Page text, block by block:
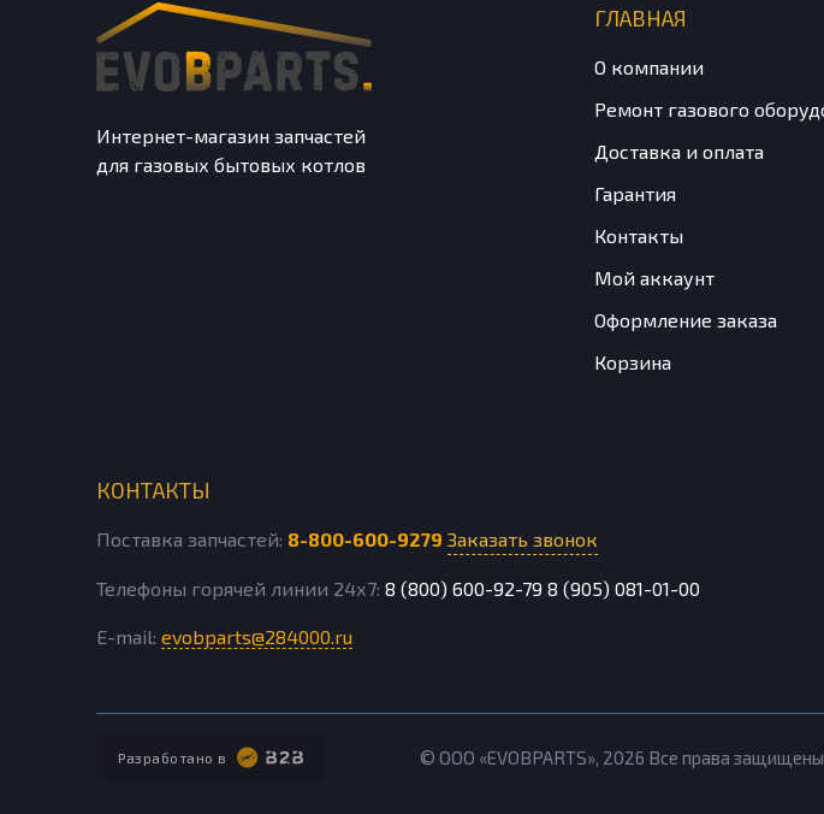
Интернет-магазин запчастей
для газовых бытовых котлов
ГЛАВНАЯ
О компании
Ремонт газового
Доставка и оплата
Гарантия
Контакты
Мой аккаунт
Оформление заказа
Корзина
КОНТАКТЫ
Поставка запчастей: 8-800-600-9279 Заказать звонок
Телефоны горячей линии 24х7: 8 (800) 600-92-79 8 (905) 081-01-00
E-mail: evobparts@284000.ru
Разработано в © ООО «EVOBPARTS», 2026 Все права